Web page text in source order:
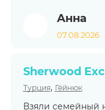
Анна
07.08.2026
Sherwood
Турция, Гёйнюк
Взяли семейный